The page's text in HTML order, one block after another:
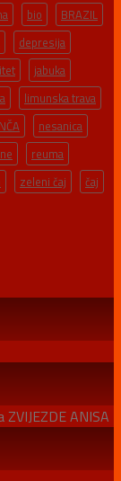
bio
BRAZIL
depresija
jabuka
limunska trava
nesanica
reuma
zeleni čaj
čaj
ZVIJEZDE ANISA